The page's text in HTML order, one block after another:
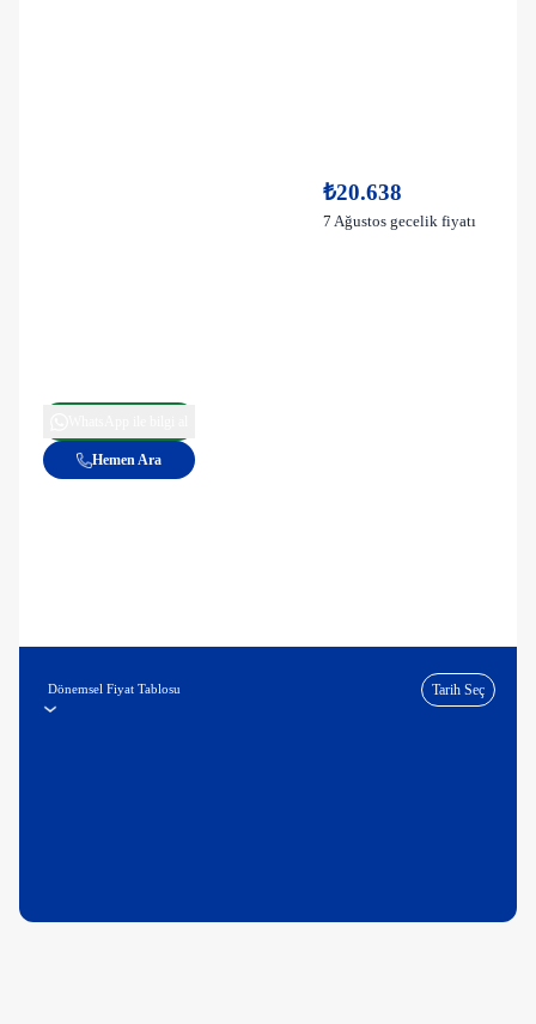
₺20.638
7 Ağustos gecelik fiyatı
Hemen Ara
Dönemsel Fiyat Tablosu Tarih Seç